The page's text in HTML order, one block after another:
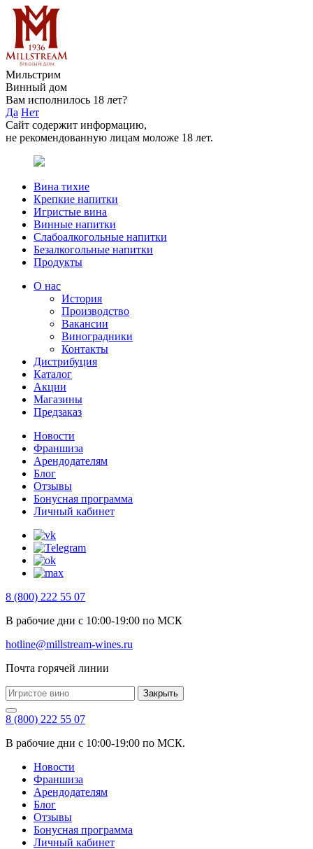
Мильстрим
Винный дом
Вам исполнилось 18 лет?
Да Нет
Сайт содержит информацию,
не рекомендованную лицам моложе 18 лет.
Вина тихие
Крепкие напитки
Игристые вина
Винные напитки
Слабоалкогольные напитки
Безалкогольные напитки
Продукты
О нас
История
Производство
Вакансии
Виноградники
Контакты
Дистрибуция
Каталог
Акции
Магазины
Предзаказ
Новости
Франшиза
Арендодателям
Блог
Отзывы
Бонусная программа
Личный кабинет
8 (800) 222 55 07
В рабочие дни с 10:00-19:00 по МСК
hotline@millstream-wines.ru
Почта горячей линии
Закрыть
8 (800) 222 55 07
В рабочие дни с 10:00-19:00 по МСК.
Новости
Франшиза
Арендодателям
Блог
Отзывы
Бонусная программа
Личный кабинет